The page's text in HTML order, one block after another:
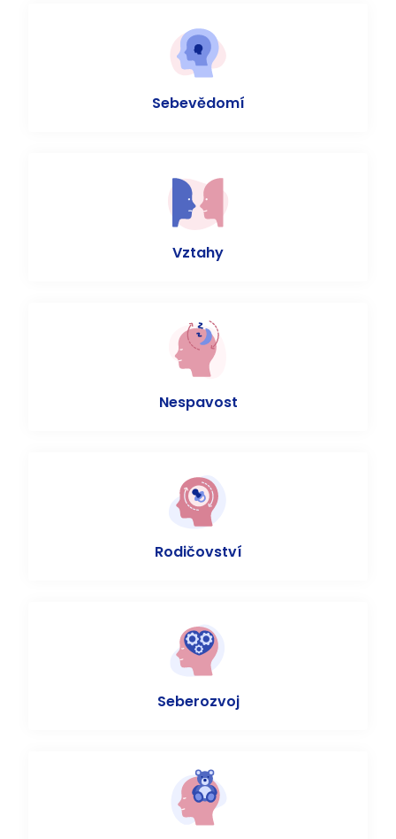
Sebevědomí
Vztahy
Nespavost
Rodičovství
Seberozvoj